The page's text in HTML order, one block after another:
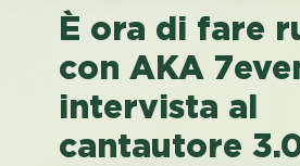
È ora di fare
con AKA
intervista al
cantautore